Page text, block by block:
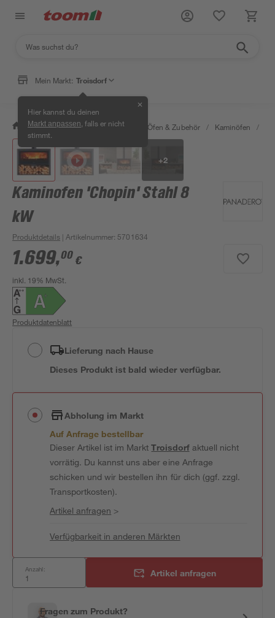
Mein Markt: Troisdorf
Hier kannst du deinen
Markt anpassen , falls er nicht
stimmt.
✕
/ Bauen & Renovieren / Kamine, Öfen & Zubehör / Kaminöfen /
+2
Kaminofen 'Chopin' Stahl 8
kW
Produktdetails | Artikelnummer: 5701634
1.699,00 €
inkl. 19% MwSt.
Produktdatenblatt
Lieferung nach Hause
Dieses Produkt ist bald wieder verfügbar.
Abholung im Markt
Auf Anfrage bestellbar
Dieser Artikel ist im MarktTroisdorfaktuell nicht
vorrätig. Du kannst uns aber eine Anfrage
schicken und wir bestellen ihn für dich (ggf. zzgl.
Transportkosten).
Artikel anfragen >
Verfügbarkeit in anderen Märkten
Anzahl: Artikel anfragen
Fragen zum Produkt?